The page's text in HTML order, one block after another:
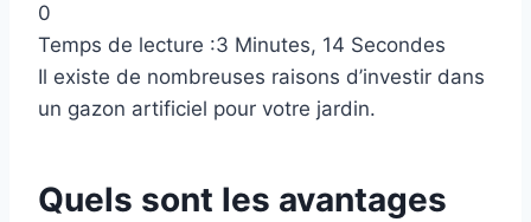
0
Temps de lecture :3 Minutes, 14 Secondes
Il existe de nombreuses raisons d’investir dans
un gazon artificiel pour votre jardin.
Quels sont les avantages